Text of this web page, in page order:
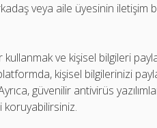
veya aile üyesinin iletişim
ve kişisel bilgileri
kişisel bilgilerinizi
güvenilir antivirüs
koruyabilirsiniz.